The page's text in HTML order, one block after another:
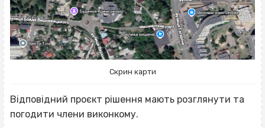
Скрин карти
Відповідний проєкт рішення мають розглянути та
погодити члени виконкому.